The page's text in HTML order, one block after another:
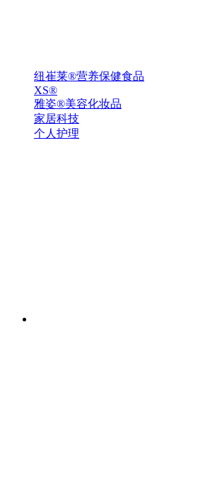
纽崔莱®营养保健食品
XS®
雅姿®美容化妆品
家居科技
个人护理